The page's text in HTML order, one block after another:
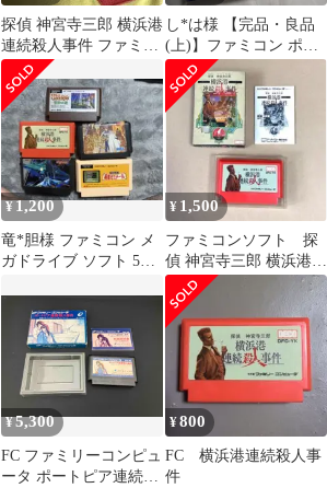
探偵 神宮寺三郎 横浜港
連続殺人事件 ファミコ
ン ソフト
し*は様 【完品・良品
(上)】ファミコン ポー
トピア連続殺人事件
¥1,200
竜*胆様 ファミコン メ
ガドライブ ソフト 5本
¥ 1,500
ファミコンソフト 探
偵 神宮寺三郎 横浜港連
続殺人事件
¥5,300
FC ファミリーコンピュ
ータ ポートピア連続殺
¥800
FC 横浜港連続殺人事
件